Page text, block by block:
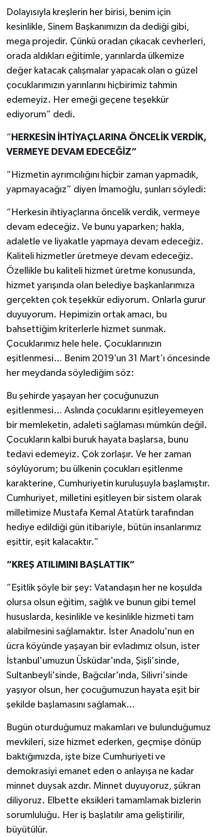
Dolayısıyla kreşlerin her birisi, benim için
kesinlikle, Sinem Başkanımızın da dediği gibi,
mega projedir. Çünkü oradan çıkacak cevherleri,
orada aldıkları eğitimle, yarınlarda ülkemize
değer katacak çalışmalar yapacak olan o güzel
çocuklarımızın yarınlarını hiçbirimiz tahmin
edemeyiz. Her emeği geçene teşekkür
ediyorum” dedi.
“ HERKESİN İHTİYAÇLARINA ÖNCELİK VERDİK,
VERMEYE DEVAM EDECEĞİZ”
“Hizmetin ayrımcılığını hiçbir zaman yapmadık,
yapmayacağız” diyen İmamoğlu, şunları söyledi:
“Herkesin ihtiyaçlarına öncelik verdik, vermeye
devam edeceğiz. Ve bunu yaparken; hakla,
adaletle ve liyakatle yapmaya devam edeceğiz.
Kaliteli hizmetler üretmeye devam edeceğiz.
Özellikle bu kaliteli hizmet üretme konusunda,
hizmet yarışında olan belediye başkanlarımıza
gerçekten çok teşekkür ediyorum. Onlarla gurur
duyuyorum. Hepimizin ortak amacı, bu
bahsettiğim kriterlerle hizmet sunmak.
Çocuklarımız hele hele. Çocuklarınızın
eşitlenmesi… Benim 2019’un 31 Mart’ı öncesinde
her meydanda söylediğim söz:
Bu şehirde yaşayan her çocuğunuzun
eşitlenmesi… Aslında çocuklarını eşitleyemeyen
bir memleketin, adaleti sağlaması mümkün değil.
Çocukların kalbi buruk hayata başlarsa, bunu
tedavi edemeyiz. Çok zorlaşır. Ve her zaman
söylüyorum; bu ülkenin çocukları eşitlenme
karakterine, Cumhuriyetin kuruluşuyla başlamıştır.
Cumhuriyet, milletini eşitleyen bir sistem olarak
milletimize Mustafa Kemal Atatürk tarafından
hediye edildiği gün itibariyle, bütün insanlarımız
eşittir, eşit kalacaktır.”
“KREŞ ATILIMINI BAŞLATTIK”
“Eşitlik şöyle bir şey: Vatandaşın her ne koşulda
olursa olsun eğitim, sağlık ve bunun gibi temel
hususlarda, kesinlikle ve kesinlikle hizmeti tam
alabilmesini sağlamaktır. İster Anadolu'nun en
ücra köyünde yaşayan bir evladımız olsun, ister
İstanbul'umuzun Üsküdar'ında, Şişli'sinde,
Sultanbeyli'sinde, Bağcılar'ında, Silivri'sinde
yaşıyor olsun, her çocuğumuzun hayata eşit bir
şekilde başlamasını sağlamak…
Bugün oturduğumuz makamları ve bulunduğumuz
mevkileri, size hizmet ederken, geçmişe dönüp
baktığımızda, işte bize Cumhuriyeti ve
demokrasiyi emanet eden o anlayışa ne kadar
minnet duysak azdır. Minnet duyuyoruz, şükran
diliyoruz. Elbette eksikleri tamamlamak bizlerin
sorumluluğu. Her iş başlatılır ama geliştirilir,
büyütülür.